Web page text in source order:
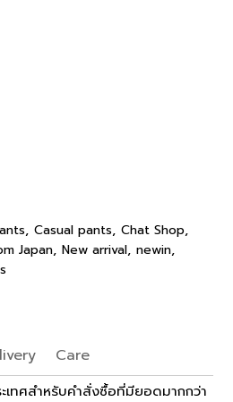
, Casual pants, Chat Shop,
Japan, New arrival, newin,
Care
ทศสำหรับคำสั่งซื้อที่มียอดมากกว่า